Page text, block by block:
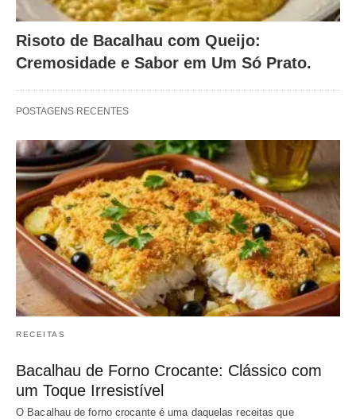
Risoto de Bacalhau com Queijo:
Cremosidade e Sabor em Um Só Prato.
POSTAGENS RECENTES
RECEITAS
Bacalhau de Forno Crocante: Clássico com
um Toque Irresistível
O Bacalhau de forno crocante é uma daquelas receitas que